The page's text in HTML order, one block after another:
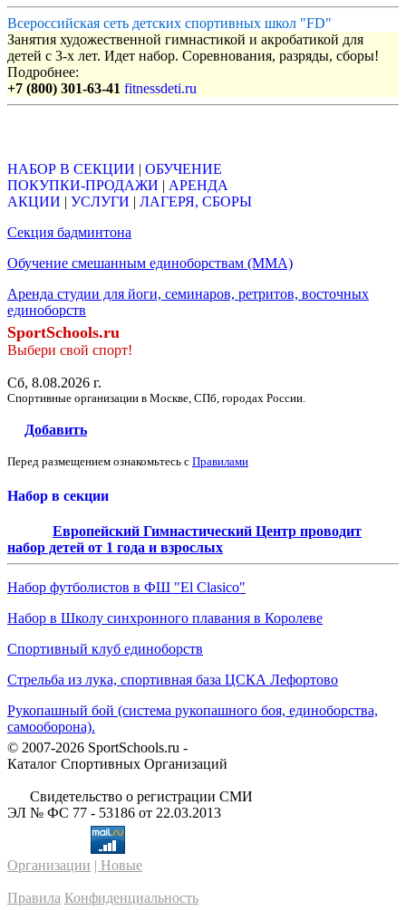
Всероссийская сеть детских спортивных школ "FD"
Занятия художественной гимнастикой и акробатикой для
детей с 3-х лет. Идет набор. Соревнования, разряды, сборы!
Подробнее:
+7 (800) 301-63-41 fitnessdeti.ru
НАБОР В СЕКЦИИ | ОБУЧЕНИЕ
ПОКУПКИ-ПРОДАЖИ | АРЕНДА
АКЦИИ | УСЛУГИ | ЛАГЕРЯ, СБОРЫ
Секция бадминтона
Обучение смешанным единоборствам (ММА)
Аренда студии для йоги, семинаров, ретритов, восточных
единоборств
SportSchools.ru
Выбери свой спорт!
Сб, 8.08.2026 г.
Спортивные организации в Москве, СПб, городах России.
Добавить
Перед размещением ознакомьтесь с Правилами
Набор в секции
Европейский Гимнастический Центр проводит
набор детей от 1 года и взрослых
Набор футболистов в ФШ "El Clasico"
Набор в Школу синхронного плавания в Королеве
Спортивный клуб единоборств
Стрельба из лука, спортивная база ЦСКА Лефортово
Рукопашный бой (система рукопашного боя, единоборства,
самооборона).
© 2007-2026 SportSchools.ru -
Каталог Спортивных Организаций
Свидетельство о регистрации СМИ
ЭЛ № ФС 77 - 53186 от 22.03.2013
Организации | Новые
Правила Конфиденциальность